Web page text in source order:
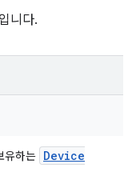
니다.
유하는 Device